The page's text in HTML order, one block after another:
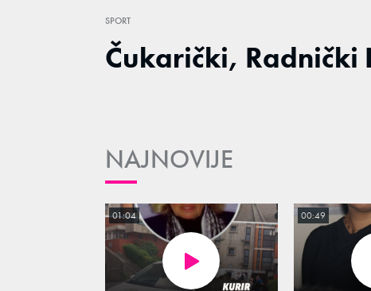
SPORT
Čukarički, Radnički
NAJNOVIJE
01:04 00:49